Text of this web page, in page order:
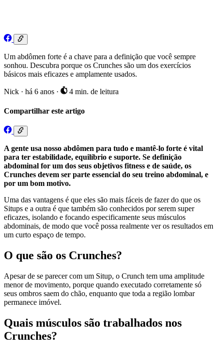
Um abdômen forte é a chave para a definição que você sempre
sonhou. Descubra porque os Crunches são um dos exercícios
básicos mais eficazes e amplamente usados.
Nick · há 6 anos · 4 min. de leitura
Compartilhar este artigo
A gente usa nosso abdômen para tudo e mantê-lo forte é vital
para ter estabilidade, equilíbrio e suporte. Se definição
abdominal for um dos seus objetivos fitness e de saúde, os
Crunches devem ser parte essencial do seu treino abdominal, e
por um bom motivo.
Uma das vantagens é que eles são mais fáceis de fazer do que os
Situps e a outra é que também são conhecidos por serem super
eficazes, isolando e focando especificamente seus músculos
abdominais, de modo que você possa realmente ver os resultados em
um curto espaço de tempo.
O que são os Crunches?
Apesar de se parecer com um Situp, o Crunch tem uma amplitude
menor de movimento, porque quando executado corretamente só
seus ombros saem do chão, enquanto que toda a região lombar
permanece imóvel.
Quais músculos são trabalhados nos
Crunches?